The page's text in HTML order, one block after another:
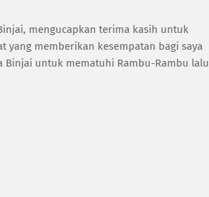
mengucapkan terima kasih untuk
yang memberikan kesempatan bagi saya
Binjai untuk mematuhi Rambu-Rambu lalu